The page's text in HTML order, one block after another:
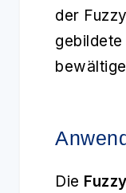
der
Die